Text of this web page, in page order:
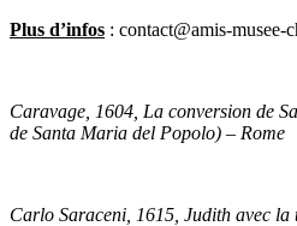
Plus d’infos : contact@amis-musee-
Caravage, 1604, La conversion de
de Santa Maria del Popolo) – Rome
Carlo Saraceni, 1615, Judith avec la